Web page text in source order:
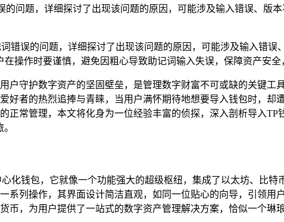
问题，详细探讨了出现该问题的原因，可能涉及输入错误、版
错误的问题，详细探讨了出现该问题的原因，可能涉及输入错
操作时要谨慎，避免因粗心导致助记词输入失误，保障资产安全
守护数字资产的坚固壁垒，是管理数字财富不可或缺的关键工
好者的热烈追捧与青睐，当用户满怀期待地想要导入钱包时，却
正常管理，本文将化身为一位经验丰富的侦探，深入剖析导入TP
化钱包，它就像一个功能强大的超级枢纽，集成了以太坊、比
系列操作，其界面设计简洁直观，如同一位贴心的向导，引领
币，为用户提供了一站式的数字资产管理解决方案，恰似一个琳